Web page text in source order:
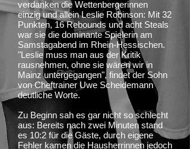
verdanken die Wettenbergerinnen
einzig und allein Leslie Robinson: Mit 32
Punkten, 16 Rebounds und acht Steals
war sie die dominante Spielerin am
Samstagabend im Rhein-Hessischen.
"Leslie muss man aus der Kritik
rausnehmen, ohne sie wären wir in
Mainz untergegangen", findet der Sohn
von Cheftrainer Uwe Scheidemann
deutliche Worte.
Zu Beginn sah es gar nicht so schlecht
aus: Bereits nach zwei Minuten stand
es 10:2 für die Gäste, durch eigene
Fehler kamen die Hausherrinnen jedoch